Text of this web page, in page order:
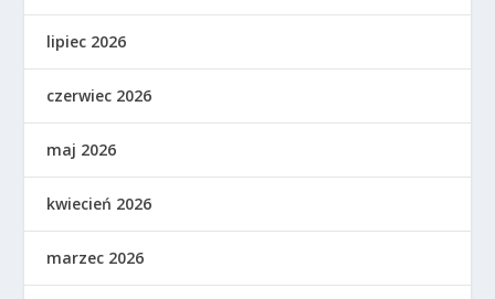
lipiec 2026
czerwiec 2026
maj 2026
kwiecień 2026
marzec 2026